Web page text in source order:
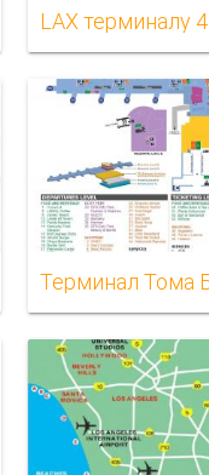
LAX терминалу
Терминал Тома